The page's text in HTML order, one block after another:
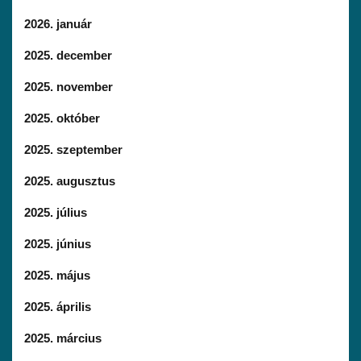
2026. január
2025. december
2025. november
2025. október
2025. szeptember
2025. augusztus
2025. július
2025. június
2025. május
2025. április
2025. március